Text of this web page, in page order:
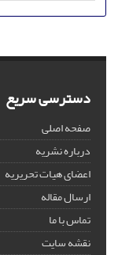
دسترسی سریع
صفحه اصلی
درباره نشریه
اعضای هیات تحریریه
ارسال مقاله
تماس با ما
نقشه سایت